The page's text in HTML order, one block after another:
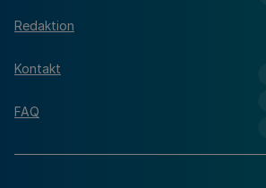
Redaktion
Kontakt
FAQ